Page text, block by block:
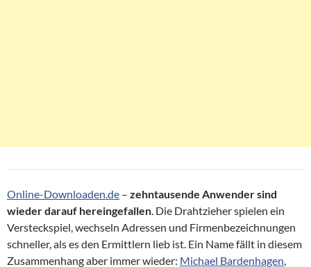
Online-Downloaden.de – zehntausende Anwendersind
wieder darauf hereingefallen. Die Drahtzieher spielen ein
Versteckspiel, wechseln Adressen und Firmenbezeichnungen
schneller, als es den Ermittlern lieb ist. Ein Name fällt in diesem
Zusammenhang aber immer wieder: Michael Bardenhagen,